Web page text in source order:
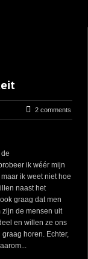
2 comments
ik wéér mijn
ik weet niet hoe
naast het
graag dat men
zijn de mensen uit
en willen ze ons
horen. Echter,